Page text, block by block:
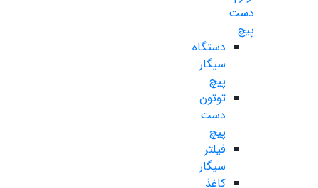
دست
پیچ
دستگاه
سیگار
پیچ
توتون
دست
پیچ
فیلتر
سیگار
کاغذ